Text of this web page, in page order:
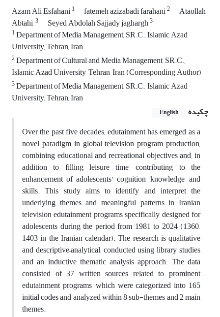
Azam Ali Esfahani1 fatemeh azizabadi farahani2
Ataollah
Abtahi,3 Seyed Abdolah Sajjady jaghargh3
1Department of Media Management, SR.C., Islamic Azad
University, Tehran, Iran
2Department of Cultural and Media Management, SR.C.,
Islamic Azad University, Tehran, Iran (Corresponding Author)
3Department of Media Management, SR.C., Islamic Azad
University, Tehran, Iran
چکیده
English
Over the past five decades, edutainment has emerged as a
novel paradigm in global television program production,
combining educational and recreational objectives and, in
addition to filling leisure time, contributing to the
enhancement of adolescents’ cognition, knowledge, and
skills. This study aims to identify and interpret the
underlying themes and meaningful patterns in Iranian
television edutainment programs specifically designed for
adolescents during the period from 1981 to 2024 (1360–
1403 in the Iranian calendar). The research is qualitative
and descriptive–analytical, conducted using library studies
and an inductive thematic analysis approach. The data
consisted of 37 written sources related to prominent
edutainment programs, which were categorized into 165
initial codes and analyzed within 8 sub-themes and 2 main
themes.